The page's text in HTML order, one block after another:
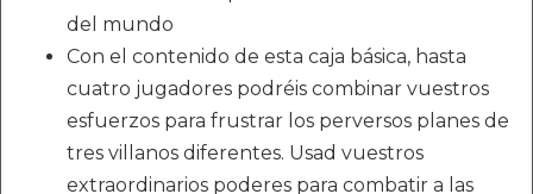
del mundo
Con el contenido de esta caja básica, hasta
cuatro jugadores podréis combinar vuestros
esfuerzos para frustrar los perversos planes de
tres villanos diferentes. Usad vuestros
extraordinarios poderes para combatir a las